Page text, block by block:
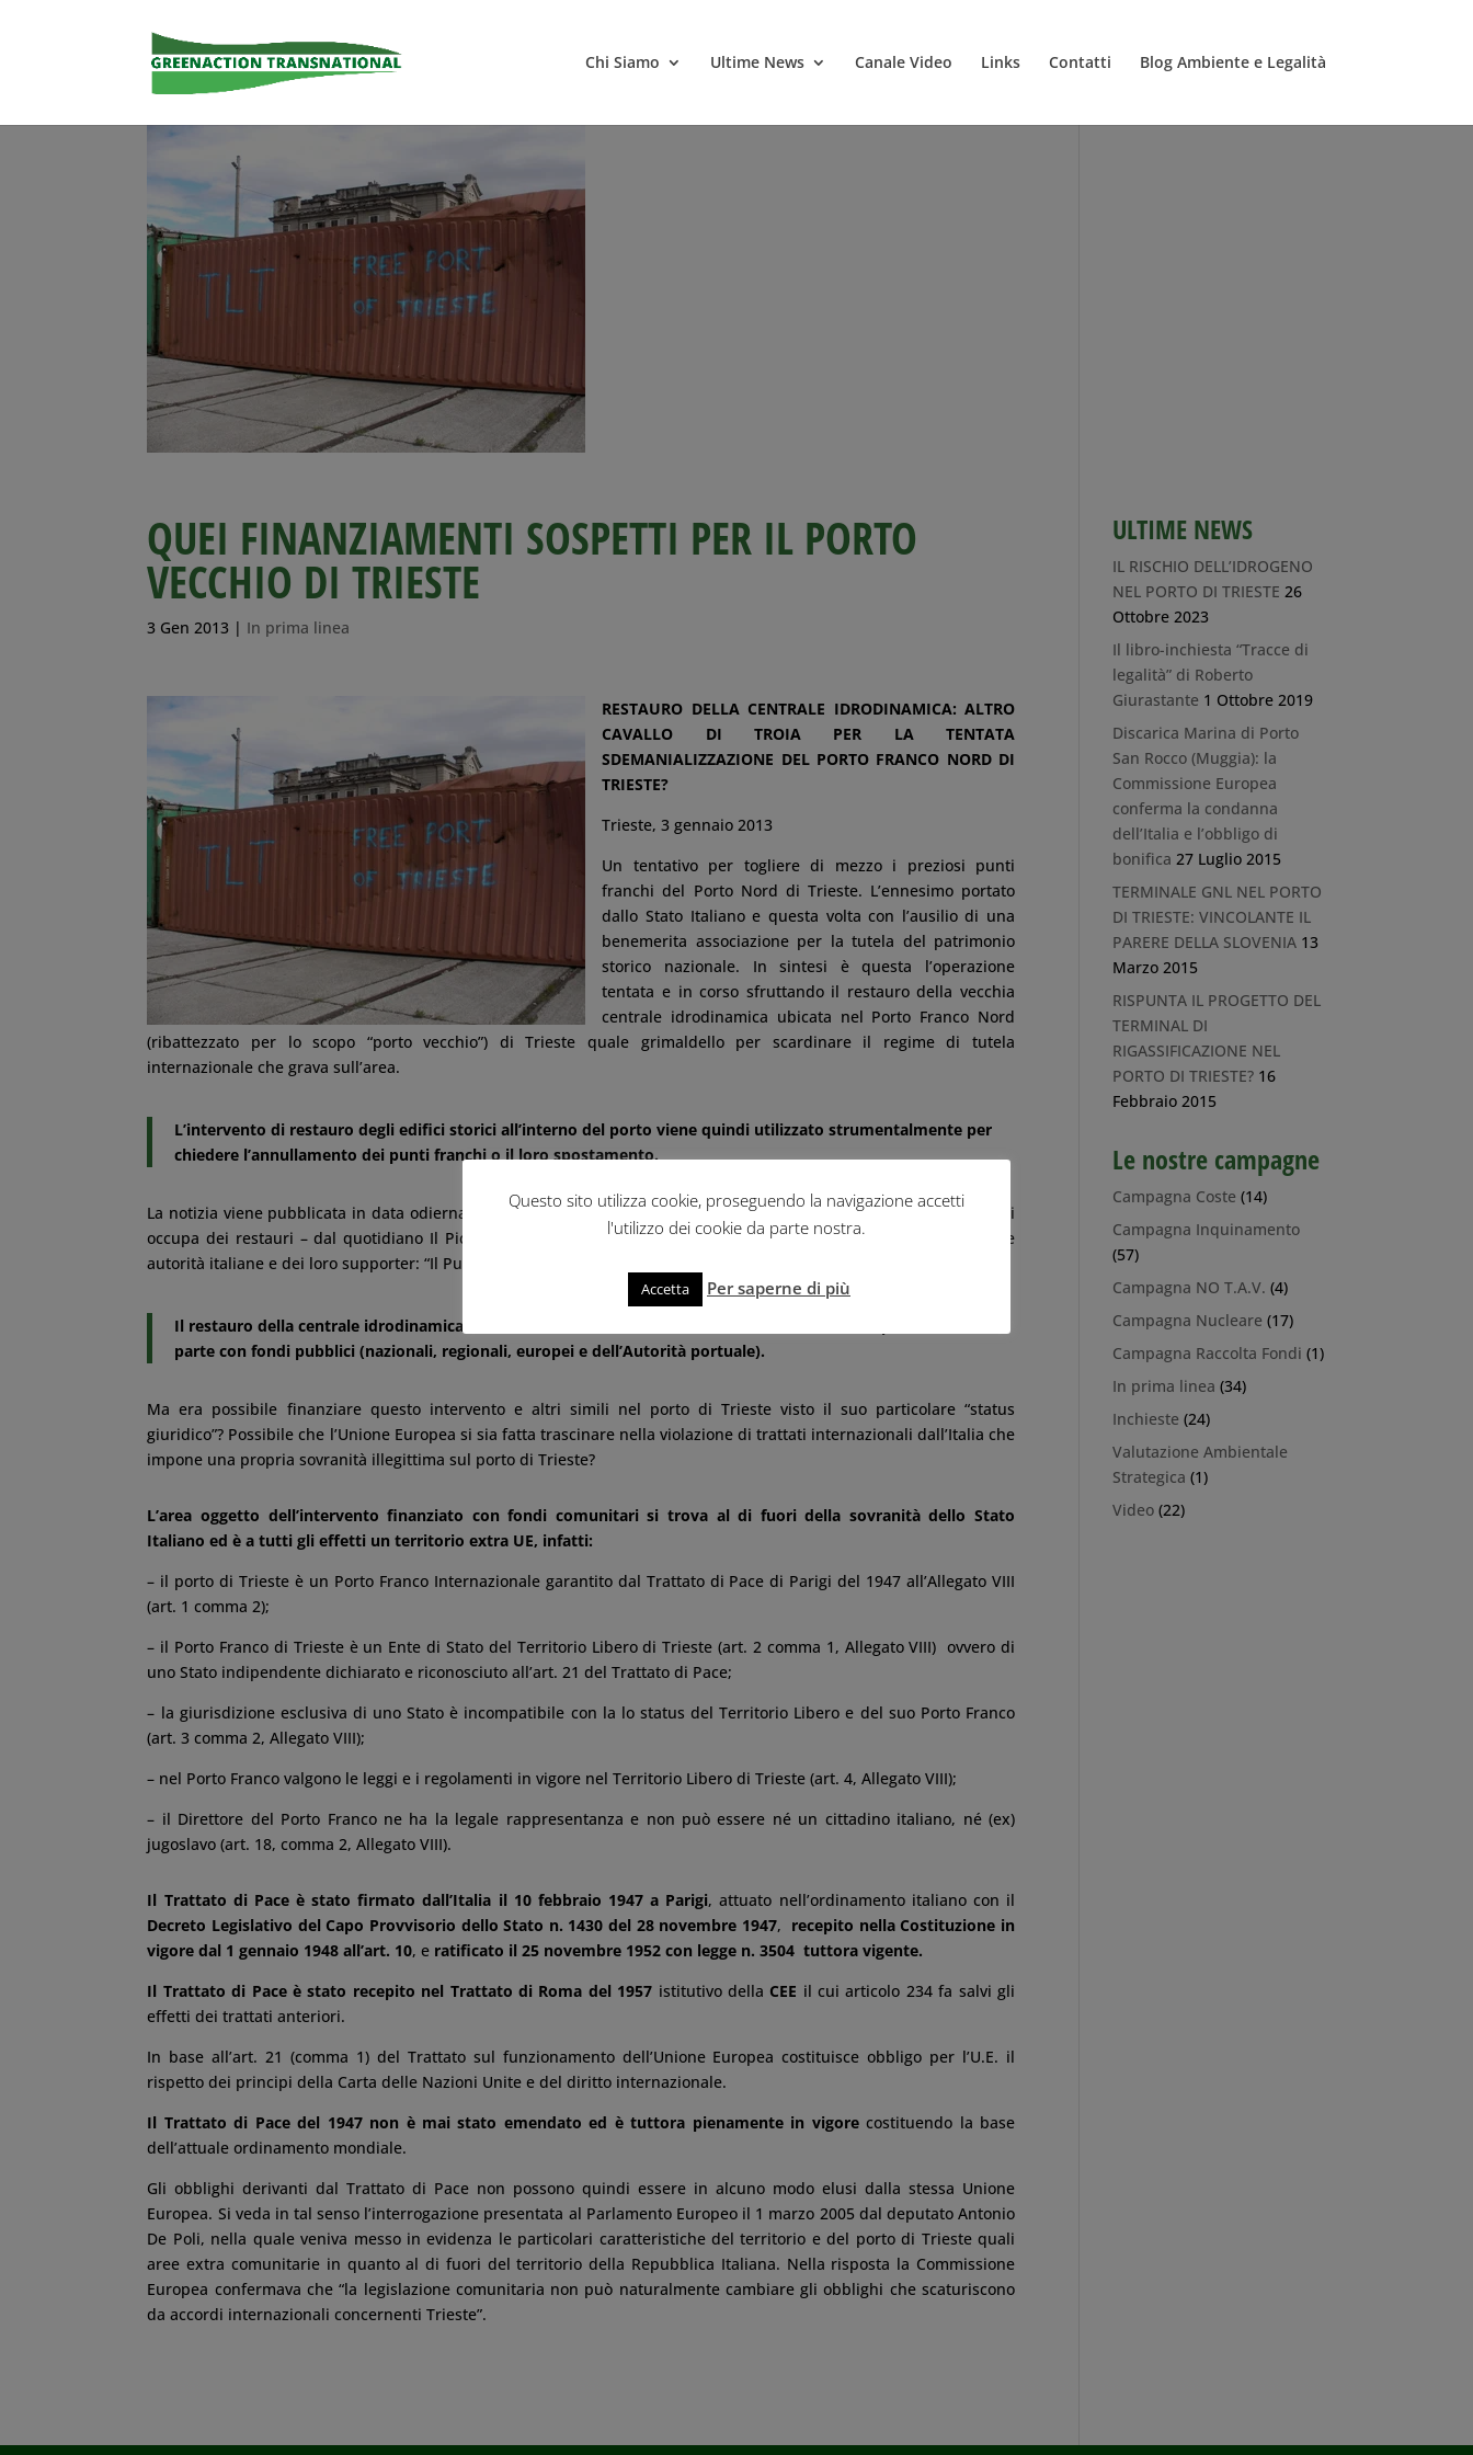
Chi Siamo Ultime News Canale Video Links Contatti Blog Ambiente e Legalità
QUEI FINANZIAMENTI SOSPETTI PER IL PORTO
VECCHIO DI TRIESTE
3 Gen 2013 | In prima linea
RESTAURO DELLA CENTRALE IDRODINAMICA: ALTRO
CAVALLO DI TROIA PER LA TENTATA
SDEMANIALIZZAZIONE DEL PORTO FRANCO NORD DI
TRIESTE?
Trieste, 3 gennaio 2013
Un tentativo per togliere di mezzo i preziosi punti
franchi del Porto Nord di Trieste. L’ennesimo portato
dallo Stato Italiano e questa volta con l’ausilio di una
benemerita associazione per la tutela del patrimonio
storico nazionale. In sintesi è questa l’operazione
tentata e in corso sfruttando il restauro della vecchia
centrale idrodinamica ubicata nel Porto Franco Nord
(ribattezzato per lo scopo “porto vecchio”) di Trieste quale grimaldello per scardinare il regime di tutela
internazionale che grava sull’area.
L’intervento di restauro degli edifici storici all’interno del porto viene quindi utilizzato strumentalmente per
chiedere l’annullamento dei punti franchi o il loro spostamento.
La notizia viene pubblicata in data odierna, con le interviste ai rappresentanti dell’associazione Italia Nostra – che si
occupa dei restauri – dal quotidiano Il Piccolo, con un titolo con non lascia molti dubbi sulle reali intenzioni delle
autorità italiane e dei loro supporter: “Il Punto Franco si può spostare dopo il restauro”.
Il restauro della centrale idrodinamica è venuto a costare la bella cifra di 12 milioni di euro coperti in buona
parte con fondi pubblici (nazionali, regionali, europei e dell’Autorità portuale).
Ma era possibile finanziare questo intervento e altri simili nel porto di Trieste visto il suo particolare “status
giuridico”? Possibile che l’Unione Europea si sia fatta trascinare nella violazione di trattati internazionali dall’Italia che
impone una propria sovranità illegittima sul porto di Trieste?
L’area oggetto dell’intervento finanziato con fondi comunitari si trova al di fuori della sovranità dello Stato
Italiano ed è a tutti gli effetti un territorio extra UE, infatti:
– il porto di Trieste è un Porto Franco Internazionale garantito dal Trattato di Pace di Parigi del 1947 all’Allegato VIII
(art. 1 comma 2);
– il Porto Franco di Trieste è un Ente di Stato del Territorio Libero di Trieste (art. 2 comma 1, Allegato VIII) ovvero di
uno Stato indipendente dichiarato e riconosciuto all’art. 21 del Trattato di Pace;
– la giurisdizione esclusiva di uno Stato è incompatibile con la lo status del Territorio Libero e del suo Porto Franco
(art. 3 comma 2, Allegato VIII);
– nel Porto Franco valgono le leggi e i regolamenti in vigore nel Territorio Libero di Trieste (art. 4, Allegato VIII);
– il Direttore del Porto Franco ne ha la legale rappresentanza e non può essere né un cittadino italiano, né (ex)
jugoslavo (art. 18, comma 2, Allegato VIII).
Il Trattato di Pace è stato firmato dall’Italia il 10 febbraio 1947 a Parigi, attuato nell’ordinamento italiano con il
Decreto Legislativo del Capo Provvisorio dello Stato n. 1430 del 28 novembre 1947, recepito nella Costituzione in
vigore dal 1 gennaio 1948 all’art. 10, e ratificato il 25 novembre 1952 con legge n. 3504 tuttora vigente.
Il Trattato di Pace è stato recepito nel Trattato di Roma del 1957 istitutivo della CEE il cui articolo 234 fa salvi gli
effetti dei trattati anteriori.
In base all’art. 21 (comma 1) del Trattato sul funzionamento dell’Unione Europea costituisce obbligo per l’U.E. il
rispetto dei principi della Carta delle Nazioni Unite e del diritto internazionale.
Il Trattato di Pace del 1947 non è mai stato emendato ed è tuttora pienamente in vigorecostituendo la base
dell’attuale ordinamento mondiale.
Gli obblighi derivanti dal Trattato di Pace non possono quindi essere in alcuno modo elusi dalla stessa Unione
Europea. Si veda in tal senso l’interrogazione presentata al Parlamento Europeo il 1 marzo 2005 dal deputato Antonio
De Poli, nella quale veniva messo in evidenza le particolari caratteristiche del territorio e del porto di Trieste quali
aree extra comunitarie in quanto al di fuori del territorio della Repubblica Italiana. Nella risposta la Commissione
Europea confermava che “la legislazione comunitaria non può naturalmente cambiare gli obblighi che scaturiscono
da accordi internazionali concernenti Trieste”.
ULTIME NEWS
IL RISCHIO DELL’IDROGENO
NEL PORTO DI TRIESTE 26
Ottobre 2023
Il libro-inchiesta “Tracce di
legalità” di Roberto
Giurastante 1 Ottobre 2019
Discarica Marina di Porto
San Rocco (Muggia): la
Commissione Europea
conferma la condanna
dell’Italia e l’obbligo di
bonifica 27 Luglio 2015
TERMINALE GNL NEL PORTO
DI TRIESTE: VINCOLANTE IL
PARERE DELLA SLOVENIA 13
Marzo 2015
RISPUNTA IL PROGETTO DEL
TERMINAL DI
RIGASSIFICAZIONE NEL
PORTO DI TRIESTE? 16
Febbraio 2015
Le nostre campagne
Campagna Coste (14)
Campagna Inquinamento
(57)
Campagna NO T.A.V. (4)
Campagna Nucleare (17)
Campagna Raccolta Fondi (1)
In prima linea (34)
Inchieste (24)
Valutazione Ambientale
Strategica (1)
Video (22)
Questo sito utilizza cookie, proseguendo la navigazione accetti
l'utilizzo dei cookie da parte nostra.
Accetta Per saperne di più